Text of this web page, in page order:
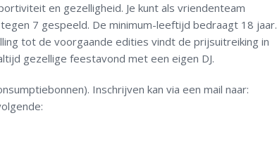
en gezelligheid. Je kunt als vriendenteam
7 gespeeld. De minimum-leeftijd bedraagt 18 jaar.
tot de voorgaande edities vindt de prijsuitreiking in
gezellige feestavond met een eigen DJ.
Inschrijven kan via een mail naar: